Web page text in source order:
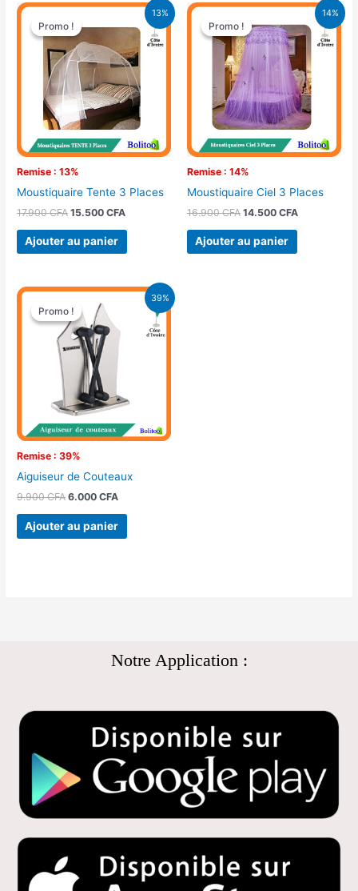
13%
Promo !
Remise : 13%
Promo !
Moustiquaire Tente 3 Places
17.900CFA
Le
prix
initial
était :
17.900 CFA.
15.500CFA
Le
actuel
est :
15.500 CFA.
Ajouter au panier
14%
Promo !
Remise : 14%
Promo !
Moustiquaire Ciel 3 Places
16.900CFA
Le
prix
initial
était :
16.900 CFA.
14.500 CFA
Le
prix
actuel
est :
14.500 CFA.
Ajouter au panier
39%
Promo !
Remise : 39%
Promo !
Aiguiseur de Couteaux
9.900CFA
Le
prix
initial
était :
9.900 CFA.
6.000CFA
Le
est :
6.000 CFA.
Ajouter au panier
Notre Application :